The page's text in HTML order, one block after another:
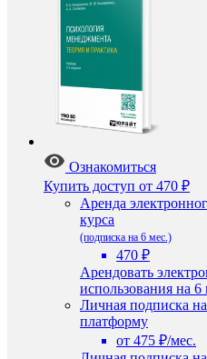
Ознакомиться
Купить доступ от 470 ₽
Аренда
курса
(подписка на 6 мес.)
470 ₽
Арендовать
использования на 6
Личная подписка
платформу
от 475 ₽/мес.